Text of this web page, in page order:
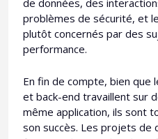
de données, des
problèmes de sécurité, et
plutôt concernés par des
performance.
En fin de compte, bien
et back-end travaillent sur
même application, ils sont
son succès. Les projets de